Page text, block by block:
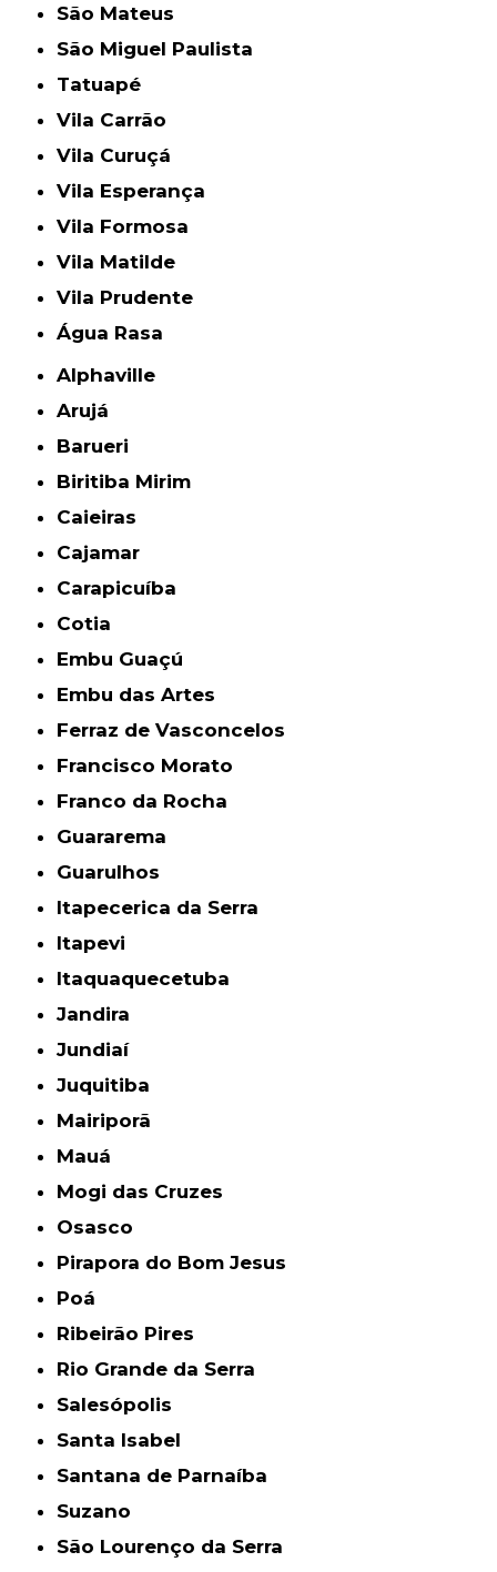
São Mateus
São Miguel Paulista
Tatuapé
Vila Carrão
Vila Curuçá
Vila Esperança
Vila Formosa
Vila Matilde
Vila Prudente
Água Rasa
Alphaville
Arujá
Barueri
Biritiba Mirim
Caieiras
Cajamar
Carapicuíba
Cotia
Embu Guaçú
Embu das Artes
Ferraz de Vasconcelos
Francisco Morato
Franco da Rocha
Guararema
Guarulhos
Itapecerica da Serra
Itapevi
Itaquaquecetuba
Jandira
Jundiaí
Juquitiba
Mairiporã
Mauá
Mogi das Cruzes
Osasco
Pirapora do Bom Jesus
Poá
Ribeirão Pires
Rio Grande da Serra
Salesópolis
Santa Isabel
Santana de Parnaíba
Suzano
São Lourenço da Serra